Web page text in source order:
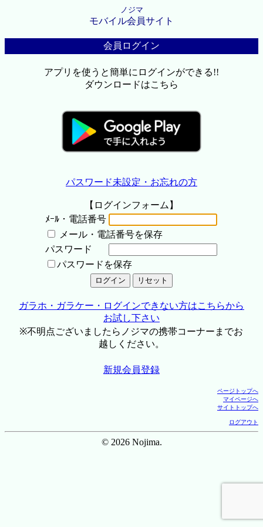
ノジマ
モバイル会員サイト
会員ログイン
アプリを使うと簡単にログインができる!!
ダウンロードはこちら
パスワード未設定・お忘れの方
【ログインフォーム】
ﾒｰﾙ・電話番号
メール・電話番号を保存
パスワード
パスワードを保存
ガラホ・ガラケー・ログインできない方はこちらから
お試し下さい
※不明点ございましたらノジマの携帯コーナーまでお
越しください。
新規会員登録
ページトップへ
マイページへ
サイトトップへ
ログアウト
© 2026 Nojima.